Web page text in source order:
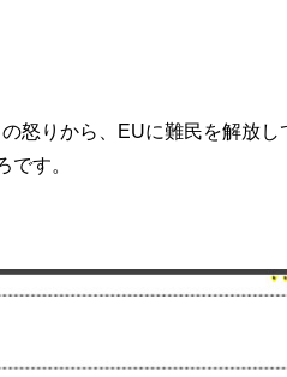
怒りから、EUに難民を解放し
です。